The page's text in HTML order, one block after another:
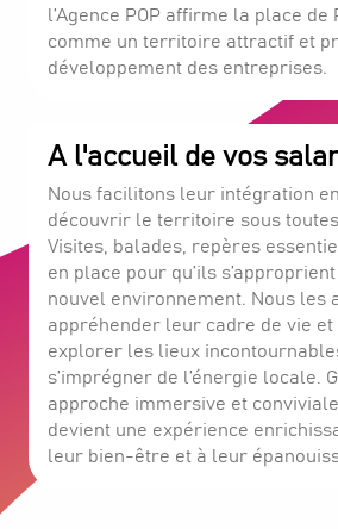
l’Agence POP affirme la place de
comme un territoire attractif et
développement des entreprises.
A l'accueil de vos
Nous facilitons leur intégration
découvrir le territoire sous
Visites, balades, repères
en place pour qu’ils
nouvel environnement. Nous les
appréhender leur cadre de vie et
explorer les lieux
s’imprégner de l’énergie locale.
approche immersive et
devient une expérience
leur bien-être et à leur